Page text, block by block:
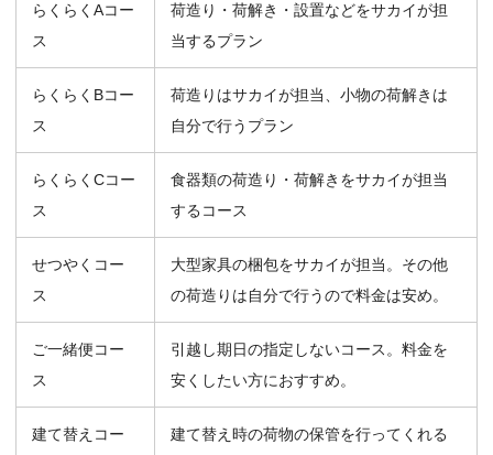
らくらくAコー
ス
荷造り・荷解き・設置などをサカイが担
当するプラン
らくらくBコー
ス
荷造りはサカイが担当、小物の荷解きは
自分で行うプラン
らくらくCコー
ス
食器類の荷造り・荷解きをサカイが担当
するコース
せつやくコー
ス
大型家具の梱包をサカイが担当。その他
の荷造りは自分で行うので料金は安め。
ご一緒便コー
ス
引越し期日の指定しないコース。料金を
安くしたい方におすすめ。
建て替えコー
建て替え時の荷物の保管を行ってくれる